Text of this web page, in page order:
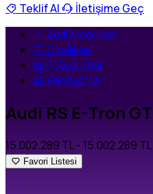
Teklif Al
İletişime Geç
Audi Modelleri
Özellikler
Fotoğraflar
Versiyonlar
Audi RS E-Tron GT
15.002.289 TL- 15.002.289 TL
Favori Listesi